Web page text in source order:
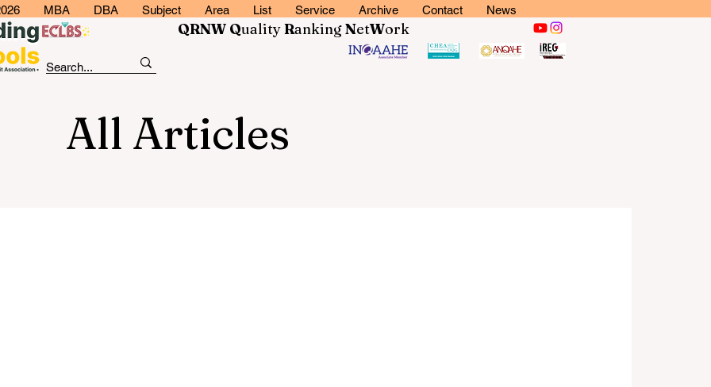
MBA DBA Subject Area List Service Archive Contact News
QRNW QualityRankingNetWork
All Articles